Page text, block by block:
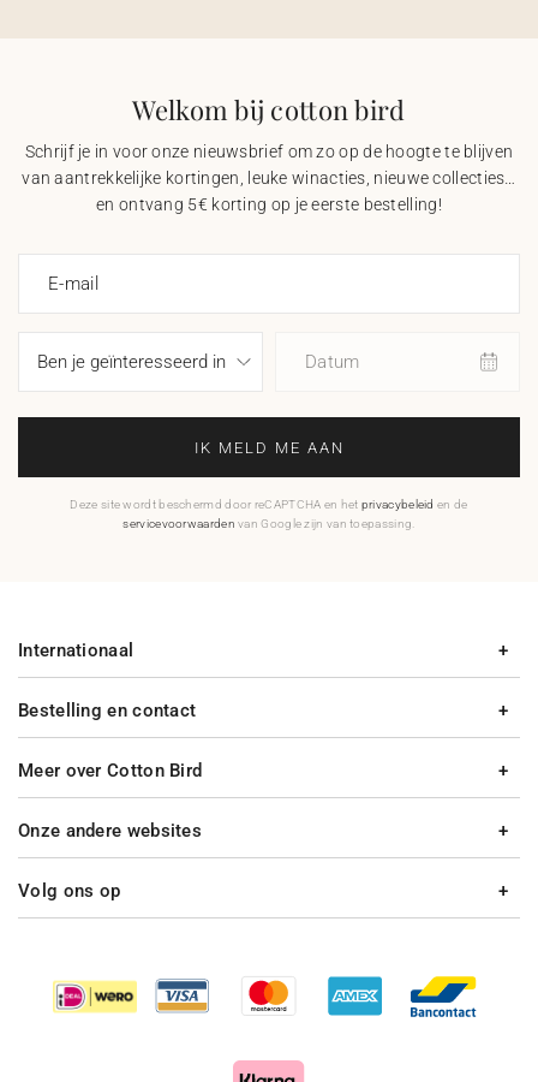
Welkom bij cotton bird
Schrijf je in voor onze nieuwsbrief om zo op de hoogte te blijven
van aantrekkelijke kortingen, leuke winacties, nieuwe collecties…
en ontvang 5€ korting op je eerste bestelling!
E-mail
Datum
IK MELD ME AAN
Deze site wordt beschermd door reCAPTCHA en het privacybeleid en de
servicevoorwaarden van Google zijn van toepassing.
Bestelling en contact
Meer over Cotton Bird
Internationaal
Onze andere websites
Volg ons op